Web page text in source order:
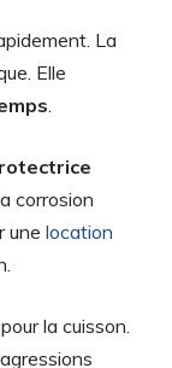
La
Elle
.
corrosion
une location
pour la cuisson.